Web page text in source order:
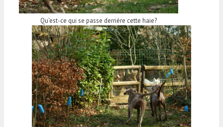
Qu’est-ce qui se passe derrière cette haie?